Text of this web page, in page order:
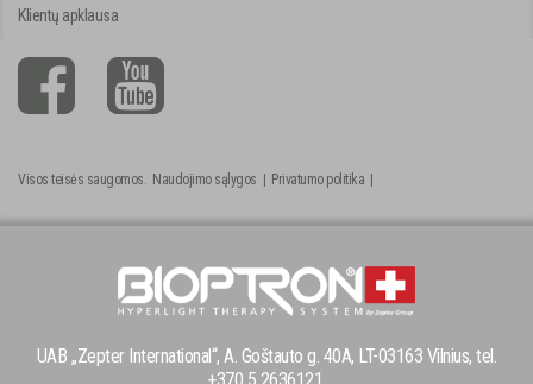
Klientų apklausa
Visos teisės saugomos. Naudojimo sąlygos | Privatumo politika |
UAB ,,Zepter International“, A. Goštauto g. 40A, LT-03163 Vilnius, tel.